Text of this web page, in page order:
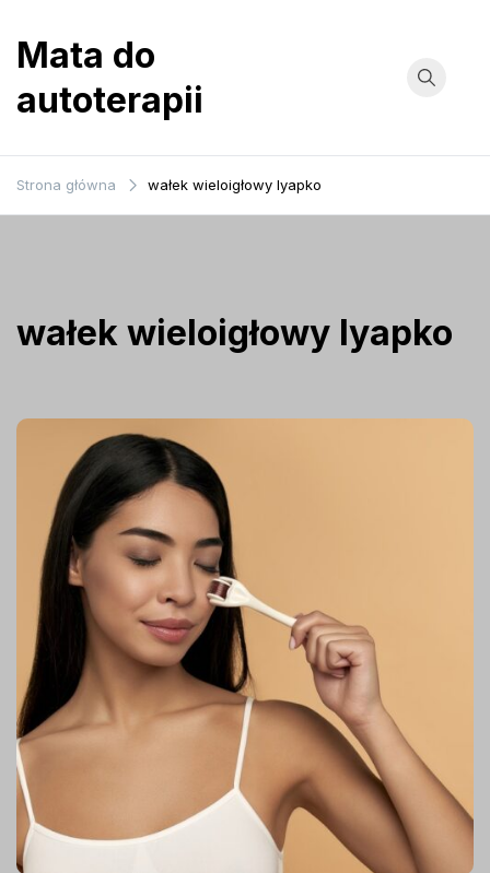
doMata do
autoterapii
Strona główna wałek wieloigłowy lyapko
wałek wieloigłowy lyapko